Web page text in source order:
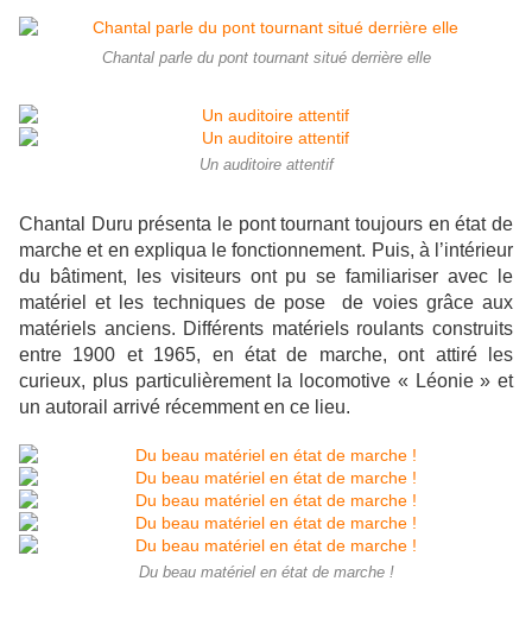
Chantal parle du pont tournant situé derrière elle
Un auditoire attentif
Chantal Duru présenta le pont tournant toujours en état de
marche et en expliqua le fonctionnement. Puis, à l’intérieur
du bâtiment, les visiteurs ont pu se familiariser avec le
matériel et les techniques de pose de voies grâce aux
matériels anciens. Différents matériels roulants construits
entre 1900 et 1965, en état de marche, ont attiré les
curieux, plus particulièrement la locomotive « Léonie » et
un autorail arrivé récemment en ce lieu.
Du beau matériel en état de marche !